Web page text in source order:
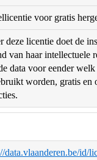
voor gratis
deze licentie doet de
van haar intellectuele
data voor eender
worden, gratis en
data.vlaanderen.be/id/